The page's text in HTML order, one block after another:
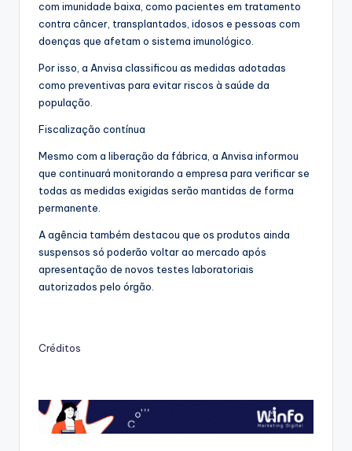
com imunidade baixa, como pacientes em tratamento
contra câncer, transplantados, idosos e pessoas com
doenças que afetam o sistema imunológico.
Por isso, a Anvisa classificou as medidas adotadas
como preventivas para evitar riscos à saúde da
população.
Fiscalização contínua
Mesmo com a liberação da fábrica, a Anvisa informou
que continuará monitorando a empresa para verificar se
todas as medidas exigidas serão mantidas de forma
permanente.
A agência também destacou que os produtos ainda
suspensos só poderão voltar ao mercado após
apresentação de novos testes laboratoriais
autorizados pelo órgão.
Créditos